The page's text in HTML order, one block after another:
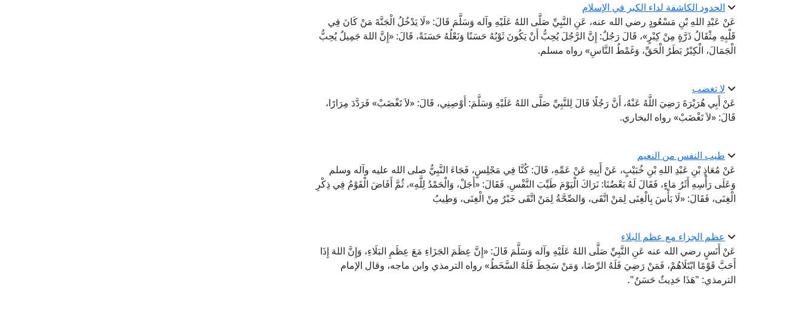
الحدود الكاشفة لداء الكبر في الإسلام
عَنْ عَبْدِ اللهِ بْنِ مَسْعُودٍ رضي الله عنه، عَنِ النَّبِيِّ صَلَّى اللهُ عَلَيْهِ وآله وَسَلَّمَ قَالَ: «لَا يَدْخُلُ الْجَنَّةَ مَنْ كَانَ فِي
قَلْبِهِ مِثْقَالُ ذَرَّةٍ مِنْ كِبْرٍ»، قَالَ رَجُلٌ: إِنَّ الرَّجُلَ يُحِبُّ أَنْ يَكُونَ ثَوْبُهُ حَسَنًا وَنَعْلُهُ حَسَنَةً، قَالَ: «إِنَّ اللهَ جَمِيلٌ يُحِبُّ
الْجَمَالَ، الْكِبْرُ بَطَرُ الْحَقِّ، وَغَمْطُ النَّاسِ» رواه مسلم.
لا تغضب
عَنْ أَبِي هُرَيْرَةَ رَضِيَ اللَّهُ عَنْهُ، أَنَّ رَجُلًا قَالَ لِلنَّبِيِّ صَلَّى اللهُ عَلَيْهِ وَسَلَّمَ: أَوْصِنِي، قَالَ: «لاَ تَغْضَبْ» فَرَدَّدَ مِرَارًا،
قَالَ: «لاَ تَغْضَبْ» رواه البخاري.
طيب النفس من النعيم
عَنْ مُعَاذِ بْنِ عَبْدِ اللهِ بْنِ خُبَيْبٍ، عَنْ أَبِيهِ عَنْ عَمِّهِ، قَالَ: كُنَّا فِي مَجْلِسٍ، فَجَاءَ النَّبِيُّ صلى الله عليه وآله وسلم
وَعَلَى رَأْسِهِ أَثَرُ مَاءٍ، فَقَالَ لَهُ بَعْضُنَا: نَرَاكَ الْيَوْمَ طَيِّبَ النَّفْسِ. فَقَالَ: «أَجَلْ، وَالْحَمْدُ لِلَّهِ»، ثُمَّ أَفَاضَ الْقَوْمُ فِي ذِكْرِ
الْغِنَى، فَقَالَ: «لَا بَأْسَ بِالْغِنَى لِمَنْ اتَّقَى، وَالصِّحَّةُ لِمَنْ اتَّقَى خَيْرٌ مِنْ الْغِنَى، وَطِيبُ
عظم الجزاء مع عظم البلاء
عَنْ أَنَسٍ رضي الله عنه عَنِ النَّبِيِّ صَلَّى اللهُ عَلَيْهِ وآله وَسَلَّمَ قَالَ: «إِنَّ عِظَمَ الجَزَاءِ مَعَ عِظَمِ البَلَاءِ، وَإِنَّ اللهَ إِذَا
أَحَبَّ قَوْمًا ابْتَلَاهُمْ، فَمَنْ رَضِيَ فَلَهُ الرِّضَا، وَمَنْ سَخِطَ فَلَهُ السَّخَطُ» رواه الترمذي وابن ماجه، وقال الإمام
الترمذي: "هَذَا حَدِيثٌ حَسَنٌ".